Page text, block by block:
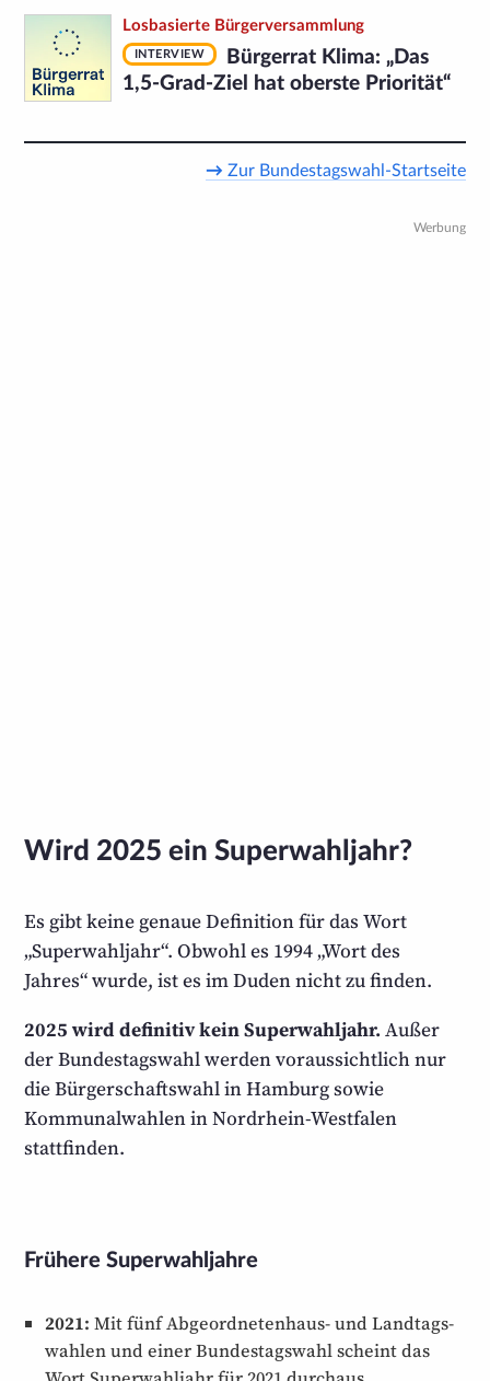
Losbasierte Bürgerversammlung
INTERVIEW
Bürgerrat Klima: „Das
1,5-Grad-Ziel hat oberste Priorität“
→ Zur Bundestagswahl-Startseite
Werbung
Wird 2025 ein Superwahljahr?
Es gibt keine genaue Definition für das Wort
„Super­wahljahr“. Obwohl es 1994 „Wort des
Jahres“ wurde, ist es im Duden nicht zu finden.
2025 wird definitiv kein Superwahljahr. Außer
der Bundestagswahl werden voraussichtlich nur
die Bürgerschaftswahl in Hamburg sowie
Kommunalwahlen in Nordrhein-Westfalen
stattfinden.
Frühere Superwahljahre
2021: Mit fünf Abgeor­dne­ten­haus- und Landtags­
wahlen und einer Bundestags­wahl scheint das